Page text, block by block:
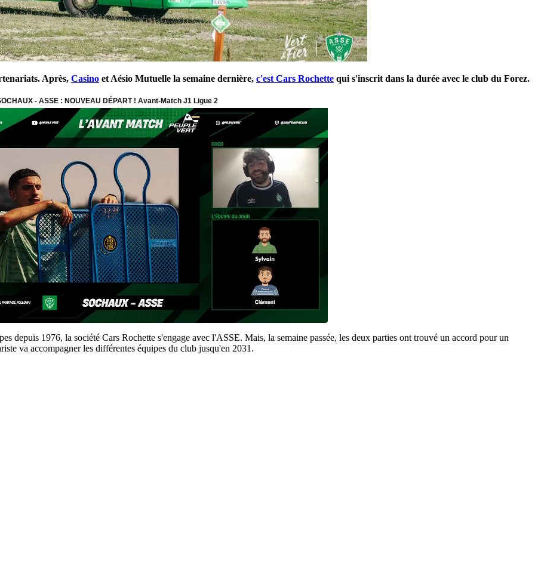
Après, Casino et Aésio Mutuelle la semaine dernière, c'est Cars Rochette qui s'inscrit dans la durée avec le club du Forez.
depuis 1976, la société Cars Rochette s'engage avec l'ASSE. Mais, la semaine passée, les deux parties ont trouvé un accord pour un
va accompagner les différentes équipes du club jusqu'en 2031.